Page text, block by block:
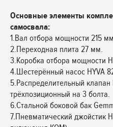
Основные элементы
самосвала:
1.Вал отбора мощности 215
2.Переходная плита 27 мм.
3.Коробка отбора мощности
4.Шестерённый насос HYVA
5.Распределительный клапан
трёхпозиционный на 3 болта.
6.Стальной боковой бак
7.Пневматический джойстик